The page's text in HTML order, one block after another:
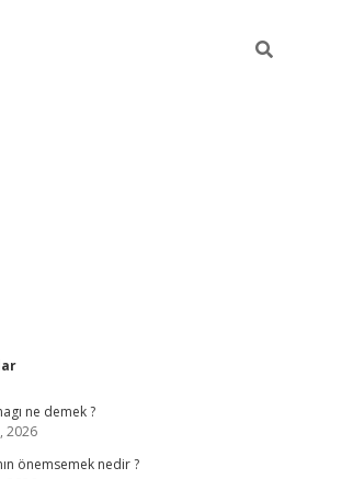
ne demek ?
2026
önemsemek nedir ?